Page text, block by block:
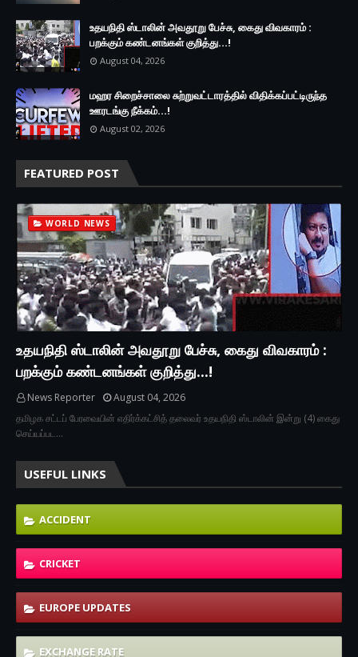
உதயநிதி ஸ்டாலின் அவதூறு பேச்சு, கைது விவகாரம் :
பறக்கும் கண்டனங்கள் குறித்து...!
August 04, 2026
மஹர சிறைச்சாலை சுற்றுவட்டாரத்தில் விதிக்கப்பட்டிருந்த
ஊரடங்கு நீக்கம்...!
August 02, 2026
FEATURED POST
WORLD NEWS
உதயநிதி ஸ்டாலின் அவதூறு பேச்சு, கைது விவகாரம் :
பறக்கும் கண்டனங்கள் குறித்து...!
News Reporter
August 04, 2026
தமிழக சட்டப் பேரவையின் எதிர்க்கட்சித் தலைவர் உதயநிதி ஸ்டாலின் இன்று (4) கைது
செய்யப்பட…
USEFUL LINKS
ACCIDENT
CRICKET
EUROPE UPDATES
EXCHANGE RATE